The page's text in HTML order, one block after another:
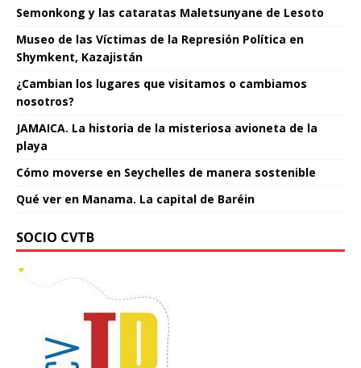
Semonkong y las cataratas Maletsunyane de Lesoto
Museo de las Víctimas de la Represión Política en
Shymkent, Kazajistán
¿Cambian los lugares que visitamos o cambiamos
nosotros?
JAMAICA. La historia de la misteriosa avioneta de la
playa
Cómo moverse en Seychelles de manera sostenible
Qué ver en Manama. La capital de Baréin
SOCIO CVTB